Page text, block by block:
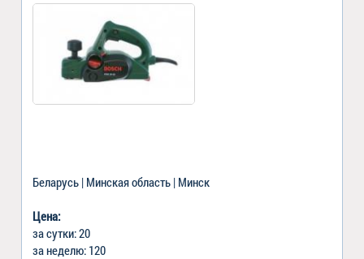
Беларусь | Минская область | Минск
Цена:
за сутки: 20
за неделю: 120